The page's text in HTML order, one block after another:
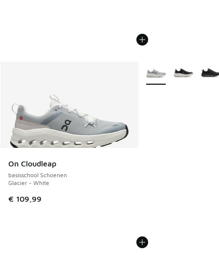
On Cloudleap
basisschool Schoenen
Glacier - White
€ 109,99
Meer kleuren